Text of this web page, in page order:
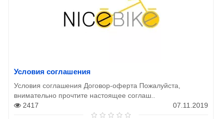
Условия соглашения
Условия соглашения Договор-оферта Пожалуйста,
внимательно прочтите настоящее соглаш..
2417
07.11.2019